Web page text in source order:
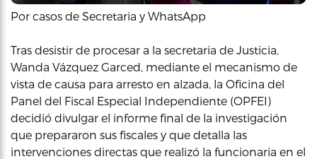
Por casos de Secretaria y WhatsApp
Tras desistir de procesar a la secretaria de Justicia,
Wanda Vázquez Garced, mediante el mecanismo de
vista de causa para arresto en alzada, la Oficina del
Panel del Fiscal Especial Independiente (OPFEI)
decidió divulgar el informe final de la investigación
que prepararon sus fiscales y que detalla las
intervenciones directas que realizó la funcionaria en el